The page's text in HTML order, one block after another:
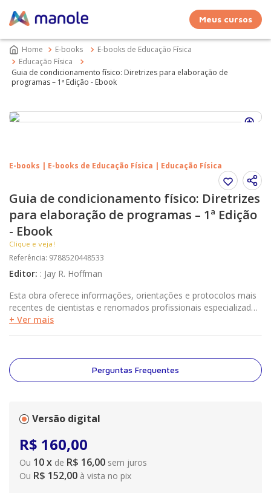
Meus cursos
E-books
E-books de Educação Física
Educação Física
Guia de condicionamento físico: Diretrizes para elaboração de
programas – 1ª Edição - Ebook
E-books | E-books de Educação Física | Educação Física
Guia de condicionamento físico: Diretrizes
para elaboração de programas – 1ª Edição
- Ebook
Clique e veja!
Referência: 9788520448533
Editor: : Jay R. Hoffman
Esta obra oferece informações, orientações e protocolos mais
recentes de cientistas e renomados profissionais especializados
em força e condicionamento. Desenvolvido pela National
desenvolvimento de programas de treinamento de acordo com
cada modalidade esportiva.
+ Ver mais
Perguntas Frequentes
Versão digital
R$ 160,00
Ou 10x de R$ 16,00 sem juros
Ou R$ 152,00 à vista no pix